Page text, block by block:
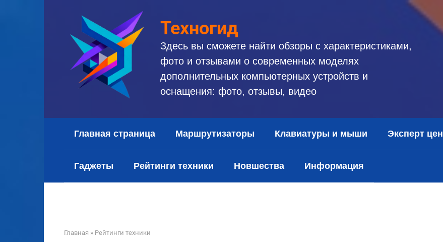
Техногид
Здесь вы сможете найти обзоры с характеристиками,
фото и отзывами о современных моделях
дополнительных компьютерных устройств и
оснащения: фото, отзывы, видео
Главная страница Маршрутизаторы Клавиатуры и мыши Эксперт цен
Гаджеты Рейтинги техники Новшества Информация
Главная » Рейтинги техники